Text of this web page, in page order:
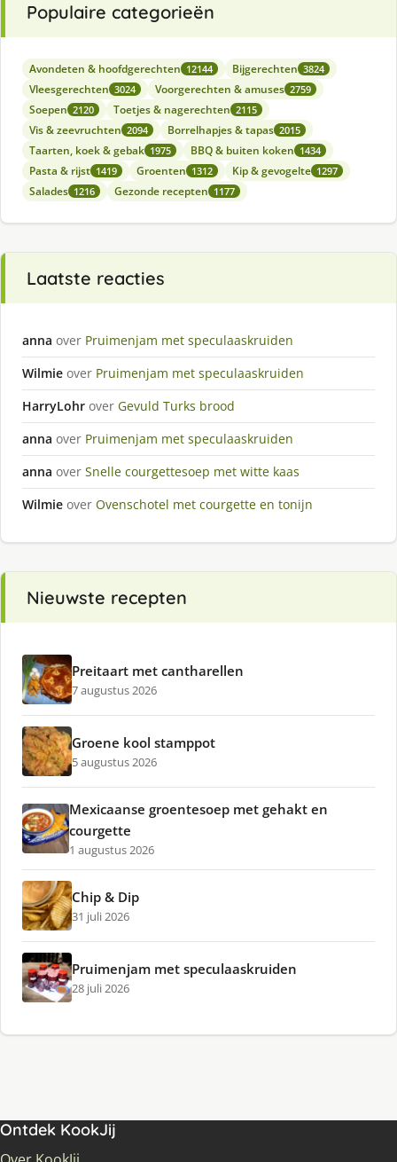
Populaire categorieën
Avondeten & hoofdgerechten 12144 Bijgerechten 3824
Vleesgerechten 3024 Voorgerechten & amuses 2759
Soepen 2120 Toetjes & nagerechten 2115
Vis & zeevruchten 2094 Borrelhapjes & tapas 2015
Taarten, koek & gebak 1975 BBQ & buiten koken 1434
Pasta & rijst 1419 Groenten 1312 Kip & gevogelte 1297
Salades 1216 Gezonde recepten 1177
Laatste reacties
anna over Pruimenjam met speculaaskruiden
Wilmie over Pruimenjam met speculaaskruiden
HarryLohr over Gevuld Turks brood
anna over Pruimenjam met speculaaskruiden
anna over Snelle courgettesoep met witte kaas
Wilmie over Ovenschotel met courgette en tonijn
Nieuwste recepten
Preitaart met cantharellen
7 augustus 2026
Groene kool stamppot
5 augustus 2026
Mexicaanse groentesoep met gehakt en
courgette
1 augustus 2026
Chip & Dip
31 juli 2026
Pruimenjam met speculaaskruiden
28 juli 2026
Ontdek KookJij